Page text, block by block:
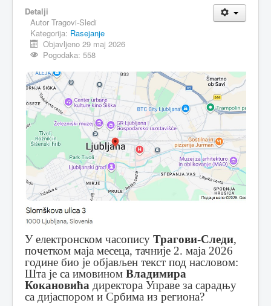
MAGAZIN
FELJTON
PISMA ČITALACA
IMPRESUM
Detalji
Autor Tragovi-Sledi
Kategorija: Rasejanje
Objavljeno 29 maj 2026
Pogodaka: 558
У електронском часопису Трагови-Следи,
почетком маја месеца, тачније 2. маја 2026
године био је објављен текст под насловом:
Шта је са имовином Владимира
Кокановића директора Управе за сарадњу
са дијаспором и Србима из региона?